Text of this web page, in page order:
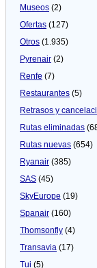
Museos (2)
Ofertas (127)
Otros (1.935)
Pyrenair (2)
Renfe (7)
Restaurantes (5)
Retrasos y
Rutas eliminadas
Rutas nuevas (654)
Ryanair (385)
SAS (45)
SkyEurope (19)
Spanair (160)
Thomsonfly (4)
Transavia (17)
Tui (5)